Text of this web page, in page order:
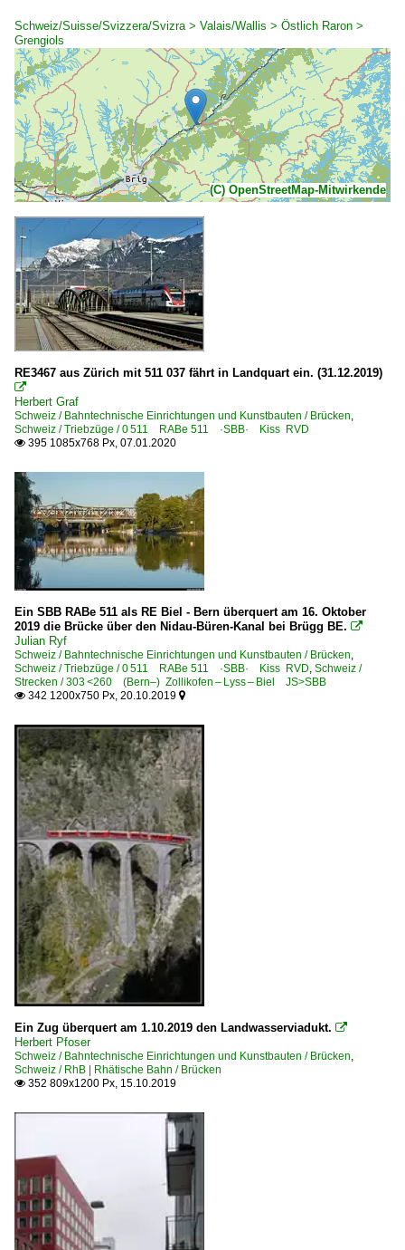
Schweiz/Suisse/Svizzera/Svizra > Valais/Wallis > Östlich Raron >
Grengiols
(C) OpenStreetMap-Mitwirkende
RE3467 aus Zürich mit 511 037 fährt in Landquart ein. (31.12.2019)

Herbert Graf
Schweiz / Bahntechnische Einrichtungen und Kunstbauten / Brücken,
Schweiz / Triebzüge / 0 511 RABe 511 ·SBB· Kiss RVD
 395 1085x768 Px, 07.01.2020
Ein SBB RABe 511 als RE Biel - Bern überquert am 16. Oktober
2019 die Brücke über den Nidau-Büren-Kanal bei Brügg BE. 
Julian Ryf
Schweiz / Bahntechnische Einrichtungen und Kunstbauten / Brücken,
Schweiz / Triebzüge / 0 511 RABe 511 ·SBB· Kiss RVD, Schweiz /
Strecken / 303 <260 (Bern–) Zollikofen – Lyss – Biel JS>SBB
 342 1200x750 Px, 20.10.2019 
Ein Zug überquert am 1.10.2019 den Landwasserviadukt. 
Herbert Pfoser
Schweiz / Bahntechnische Einrichtungen und Kunstbauten / Brücken
Schweiz / RhB | Rhätische Bahn / Brücken
 352 809x1200 Px, 15.10.2019